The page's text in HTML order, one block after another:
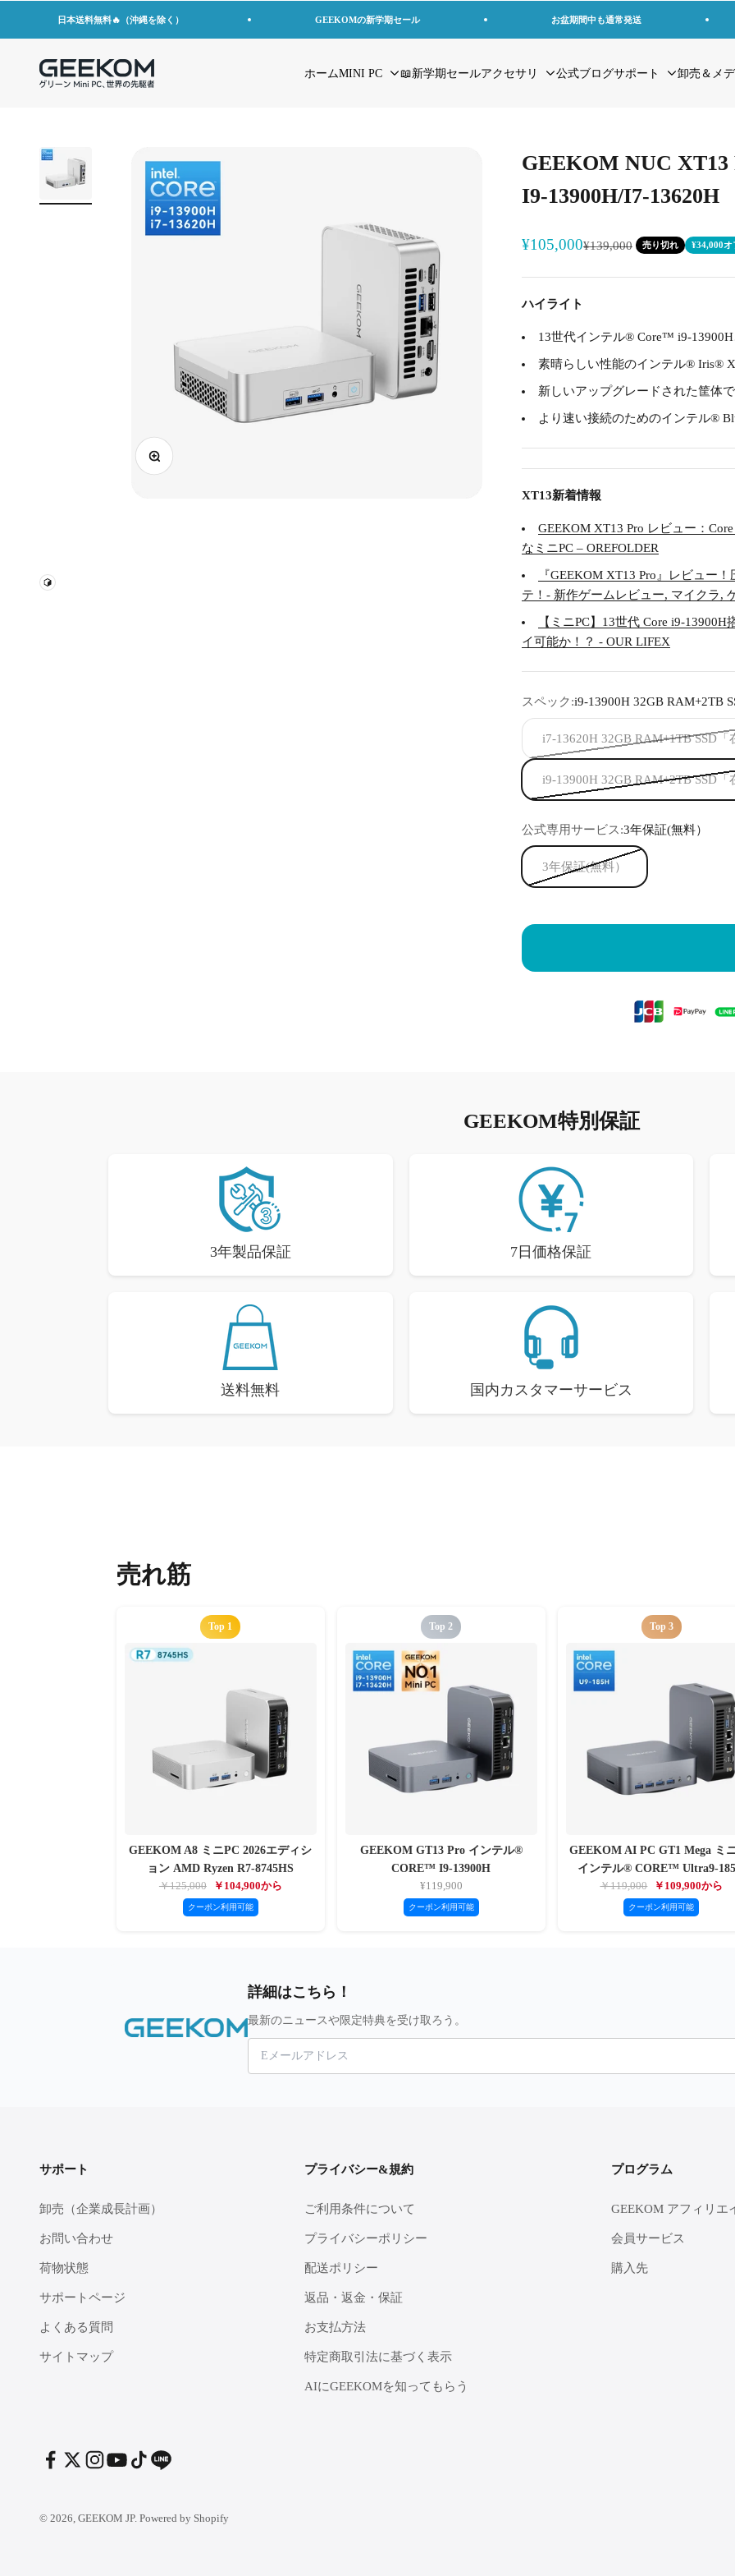
日本送料無料🔥（沖縄を除く） GEEKOMの新学期セール お盆期間中も通常発送
ホームMINI PC 📖新学期セールアクセサリ 公式ブログサポート 卸売＆メ
GEEKOM JP
ズームイン
GEEKOM NUC
I9-13900H/I7-13620H
セール価格
¥105,000通常価格
¥139,000 売り切れ ¥34,000オ
ハイライト
13世代インテル® Core™ i9-
素晴らしい性能のインテル® Iris®
新しいアップグレードされた筐体
より速い接続のためのインテル®
XT13新着情報
GEEKOM XT13 Pro レビュー：
なミニPC – OREFOLDER
『GEEKOM XT13 Pro』レビュー
テ！- 新作ゲームレビュー, マイクラ,
【ミニPC】13世代 Core i9-
イ可能か！？ - OUR LIFEX
スペック:i9-13900H 32GB RAM+2TB
i7-13620H 32GB RAM+1TB SSD「
i9-13900H 32GB RAM+2TB SSD「
公式専用サービス:3年保証(無料）
3年保証(無料）
GEEKOM特別保証
3年製品保証 7日価格保証
送料無料 国内カスタマーサービス
売れ筋
Top 1
GEEKOM A8 ミニPC 2026エディシ
ョン AMD Ryzen R7-8745HS
￥125,000
￥104,900から
クーポン利用可能
Top 2
GEEKOM GT13 Pro インテル®
CORE™ I9-13900H
¥119,900
クーポン利用可能
Top 3
GEEKOM AI PC GT1 Mega ミ
インテル® CORE™ Ultra9-
￥119,000
￥109,900から
クーポン利用可能
詳細はこちら！
最新のニュースや限定特典を受け取ろう。
サポート
卸売（企業成長計画）
お問い合わせ
荷物状態
サポートページ
よくある質問
サイトマップ
プライバシー&規約
ご利用条件について
プライバシーポリシー
配送ポリシー
返品・返金・保証
お支払方法
特定商取引法に基づく表示
AIにGEEKOMを知ってもらう
プログラム
GEEKOM アフィリエ
会員サービス
購入先
© 2026, GEEKOM JP. Powered by Shopify